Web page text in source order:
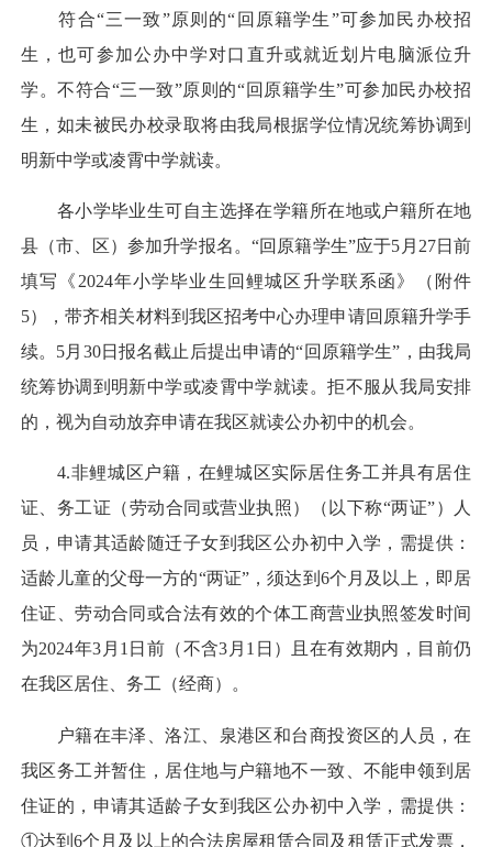
符合“三一致”原则的“回原籍学生”可参加民办校招
生，也可参加公办中学对口直升或就近划片电脑派位升
学。不符合“三一致”原则的“回原籍学生”可参加民办校招
生，如未被民办校录取将由我局根据学位情况统筹协调到
明新中学或凌霄中学就读。
各小学毕业生可自主选择在学籍所在地或户籍所在地
县（市、区）参加升学报名。“回原籍学生”应于5月27日前
填写《2024年小学毕业生回鲤城区升学联系函》（附件
5），带齐相关材料到我区招考中心办理申请回原籍升学手
续。5月30日报名截止后提出申请的“回原籍学生”，由我局
统筹协调到明新中学或凌霄中学就读。拒不服从我局安排
的，视为自动放弃申请在我区就读公办初中的机会。
4.非鲤城区户籍，在鲤城区实际居住务工并具有居住
证、务工证（劳动合同或营业执照）（以下称“两证”）人
员，申请其适龄随迁子女到我区公办初中入学，需提供：
适龄儿童的父母一方的“两证”，须达到6个月及以上，即居
住证、劳动合同或合法有效的个体工商营业执照签发时间
为2024年3月1日前（不含3月1日）且在有效期内，目前仍
在我区居住、务工（经商）。
户籍在丰泽、洛江、泉港区和台商投资区的人员，在
我区务工并暂住，居住地与户籍地不一致、不能申领到居
住证的，申请其适龄子女到我区公办初中入学，需提供：
①达到6个月及以上的合法房屋租赁合同及租赁正式发票，